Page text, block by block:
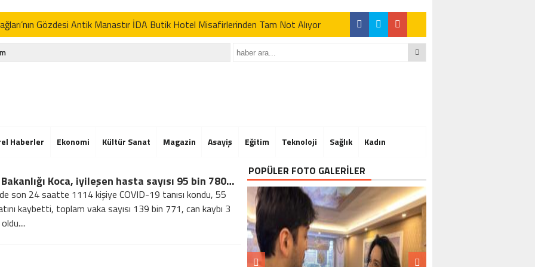
Gözdesi Antik Manastır İDA Butik Hotel Misafirlerinden Tam Not Alıyor
İran açıklaması: “Uygun davranmazlarsa gereğini yaparım”
Der’in Geleneksel Pikniğine Rekor Katılım
Gözdesi Antik Manastır İDA Butik Hotel Misafirlerinden Tam Not Alıyor
İran açıklaması: “Uygun davranmazlarsa gereğini yaparım”
Haberler Ekonomi Kültür Sanat Magazin Asayiş Eğitim Teknoloji Sağlık Kadın
Sağlık Bakanlığı Koca, iyileşen hasta sayısı 95 bin 780 oldu
son 24 saatte 1114 kişiye COVID-19 tanısı kondu, 55
kaybetti, toplam vaka sayısı 139 bin 771, can kaybı 3
POPÜLER FOTO GALERİLER